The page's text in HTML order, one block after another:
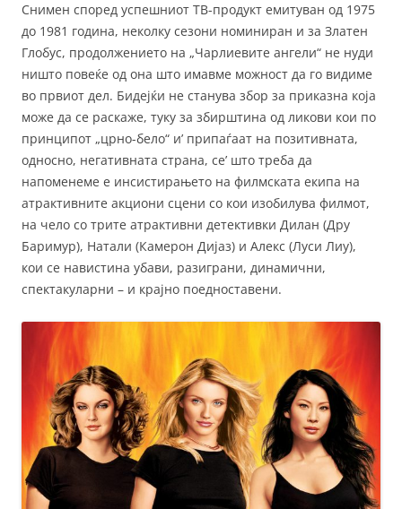
Снимен според успешниот ТВ-продукт емитуван од 1975
до 1981 година, неколку сезони номиниран и за Златен
Глобус, продолжението на „Чарлиевите ангели“ не нуди
ништо повеќе од она што имавме можност да го видиме
во првиот дел. Бидејќи не станува збор за приказна која
може да се раскаже, туку за збирштина од ликови кои по
принципот „црно-бело“ и’ припаѓаат на позитивната,
односно, негативната страна, се’ што треба да
напоменеме е инсистирањето на филмската екипа на
атрактивните акциони сцени со кои изобилува филмот,
на чело со трите атрактивни детективки Дилан (Дру
Баримур), Натали (Камерон Дијаз) и Алекс (Луси Лиу),
кои се навистина убави, разиграни, динамични,
спектакуларни – и крајно поедноставени.